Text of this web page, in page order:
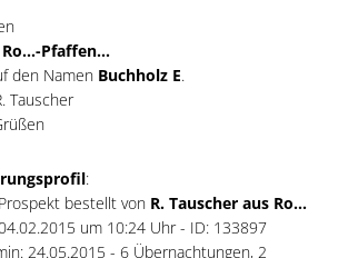
Pfaffen...
den NamenBuchholz E.
Tauscher
:
bestellt von R. Tauscher aus Ro...
um 10:24 Uhr - ID: 133897
24.05.2015 - 6 Übernachtungen, 2